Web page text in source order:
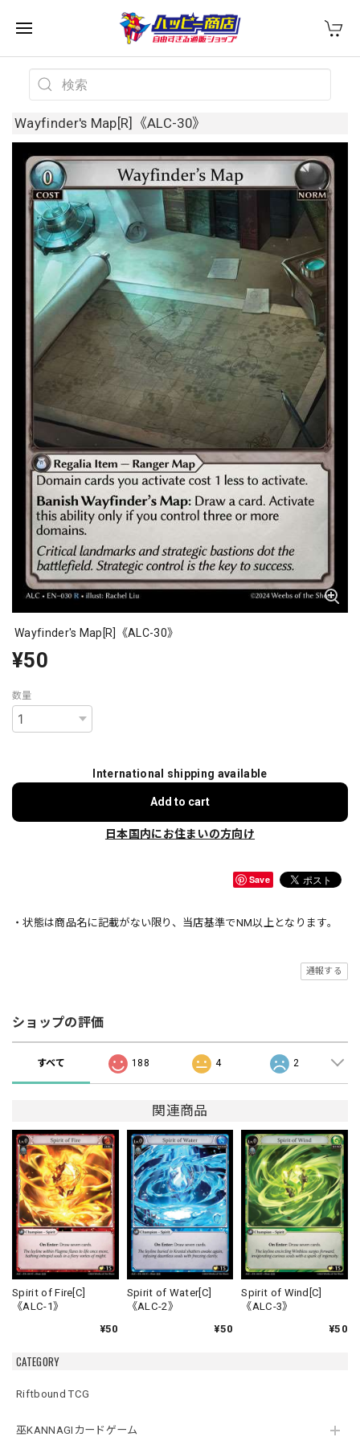
CATEGORY
Riftbound TCG
巫KANNAGIカードゲーム
Wayfinder's Map[R]《ALC-30》
Wayfinder's Map[R]《ALC-30》
¥50
数量
International shipping available
Add to cart
日本国内にお住まいの方向け
Save
・状態は商品名に記載がない限り、当店基準でNM以上となります。
通報する
ショップの評価
すべて 188 4 2
関連商品
Spirit of Fire[C]
《ALC-1》
¥50
Spirit of Water[C]
《ALC-2》
¥50
Spirit of Wind[C]
《ALC-3》
¥50